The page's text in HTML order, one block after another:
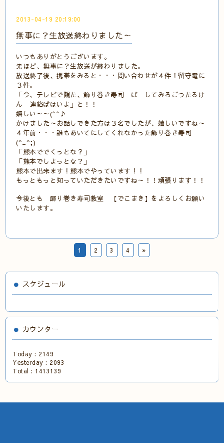
2013-04-19 20:19:00
無事に？生放送終わりました～
いつもありがとうございます。
先ほど、無事に？生放送が終わりました。
放送終了後、携帯をみると・・・問い合わせが４件！留守電に
３件。
「今、テレビで観た、飾り巻き寿司 ば してみろごつたるけ
ん 連絡ばはいよ」と！！
嬉しい～～(^^♪
かけました～お話しできた方は３名でしたが、嬉しいですね～
４年前・・・誰もあいてにしてくれなかった飾り巻き寿司
(^_^;)
「熊本ででくっとな？」
「熊本でしよっとな？」
熊本で出来ます！熊本でやっています！！
もっともっと知っていただきたいですね～！！頑張ります！！
今後とも 飾り巻き寿司教室 【でこまき】をよろしくお願い
いたします。
1 2 3 4 »
スケジュール
カウンター
Today : 2149
Yesterday : 2093
Total : 1413139